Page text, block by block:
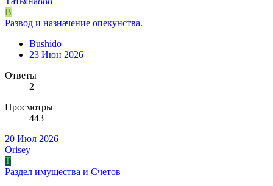
B
Развод и назначение опекунства.
Bushido
23 Июн 2026
Ответы
2
Просмотры
443
20 Июл 2026
Orisey
T
Раздел имущества и Счетов